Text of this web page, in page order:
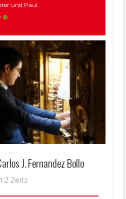
und Paul
J. Fernandez Bollo
Zeitz